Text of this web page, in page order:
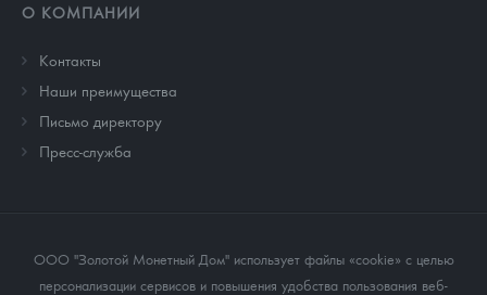
О КОМПАНИИ
Контакты
Наши преимущества
Письмо директору
Пресс-служба
ООО "Золотой Монетный Дом" использует файлы «cookie» с целью
персонализации сервисов и повышения удобства пользования веб-